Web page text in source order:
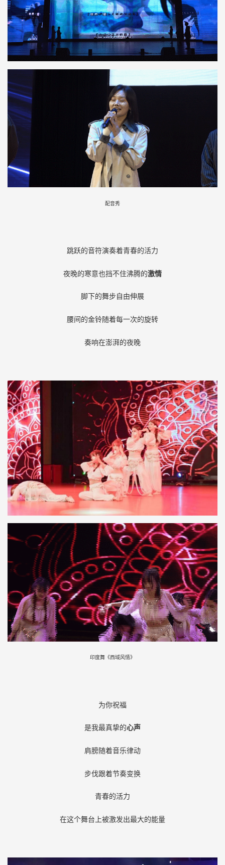
配音秀
跳跃的音符演奏着青春的活力
夜晚的寒意也挡不住沸腾的激情
脚下的舞步自由伸展
腰间的金铃随着每一次的旋转
奏响在澎湃的夜晚
印度舞《西域风情》
为你祝福
是我最真挚的心声
肩膀随着音乐律动
步伐跟着节奏变换
青春的活力
在这个舞台上被激发出最大的能量